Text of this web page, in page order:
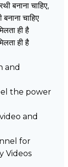
बनाना चाहिए,
चाहिए
ही है
ही है
and
the power
video and
for
Videos